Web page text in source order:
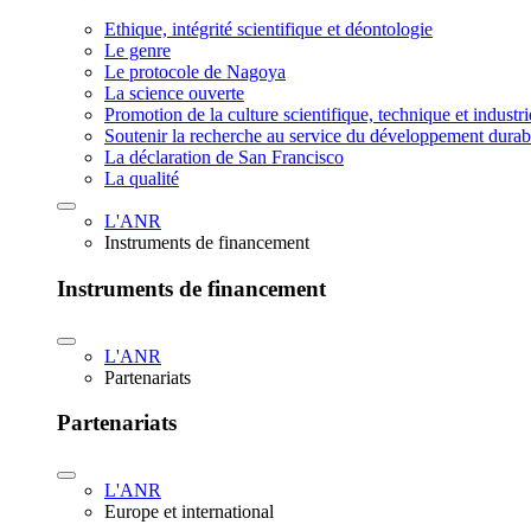
Ethique, intégrité scientifique et déontologie
Le genre
Le protocole de Nagoya
La science ouverte
Promotion de la culture scientifique, technique et
Soutenir la recherche au service du développement
La déclaration de San Francisco
La qualité
L'ANR
Instruments de financement
Instruments de financement
L'ANR
Partenariats
Partenariats
L'ANR
Europe et international